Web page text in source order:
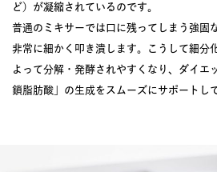
ど）が凝縮されているのです。
普通のミキサーでは口に残ってしまう強固
非常に細かく叩き潰します。こうして細分
よって分解・発酵されやすくなり、ダイエ
鎖脂肪酸」の生成をスムーズにサポートし